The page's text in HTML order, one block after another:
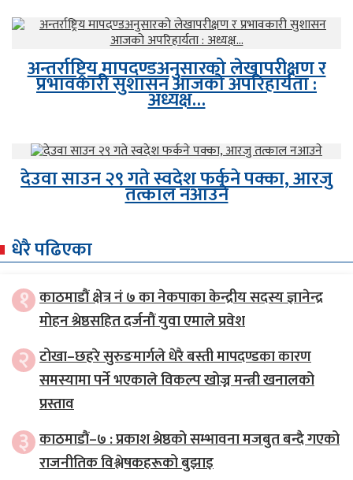
अन्तर्राष्ट्रिय मापदण्डअनुसारको लेखापरीक्षण र
प्रभावकारी सुशासन आजको अपरिहार्यता :
अध्यक्ष…
देउवा साउन २९ गते स्वदेश फर्कने पक्का, आरजु
तत्काल नआउने
धेरै पढिएका
१ काठमाडौं क्षेत्र नं ७ का नेकपाका केन्द्रीय सदस्य ज्ञानेन्द्र
मोहन श्रेष्ठसहित दर्जनौं युवा एमाले प्रवेश
२ टोखा–छहरे सुरुङमार्गले धेरै बस्ती मापदण्डका कारण
समस्यामा पर्ने भएकाले विकल्प खोज्न मन्त्री खनालको
प्रस्ताव
३ काठमाडौं–७ : प्रकाश श्रेष्ठको सम्भावना मजबुत बन्दै गएको
राजनीतिक विश्लेषकहरूको बुझाइ